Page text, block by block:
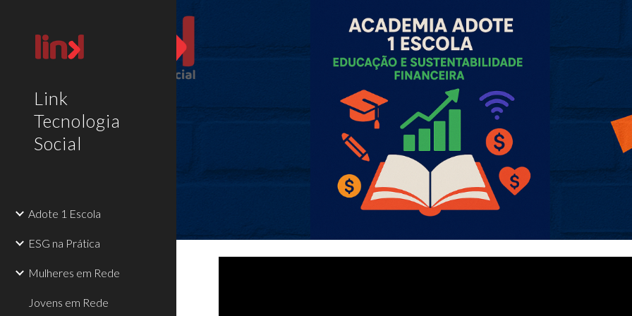
Skip to main content Skip to
Link
Tecnologia
Social
Adote 1 Escola
ESG na Prática
Mulheres em Rede
Jovens em Rede